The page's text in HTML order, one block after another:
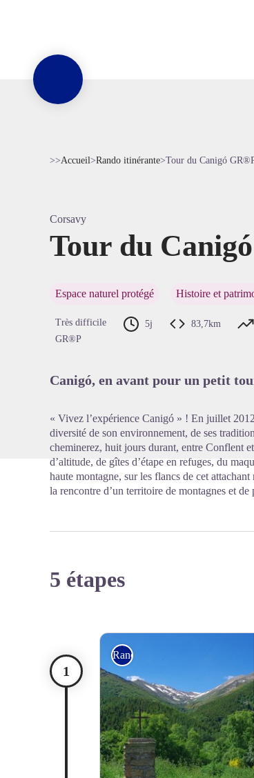
>>Accueil>Rando itinérante>Tour du Canigó
Corsavy
Tour du
Espace naturel protégé Histoire et
Très difficile 5j 83,7km
GR®P
Canigó, en avant pour un petit
« Vivez l’expérience Canigó » ! En juillet
diversité de son environnement, de ses
cheminerez, huit jours durant, entre Conflent
d’altitude, de gîtes d’étape en refuges, du
haute montagne, sur les flancs de cet
la rencontre d’un territoire de montagnes et de
5 étapes
Rando itinérante